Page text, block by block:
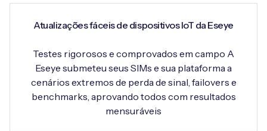
Atualizações fáceis de dispositivos IoT da Eseye
Testes rigorosos e comprovados em campo A
Eseye submeteu seus SIMs e sua plataforma a
cenários extremos de perda de sinal, failovers e
benchmarks, aprovando todos com resultados
mensuráveis